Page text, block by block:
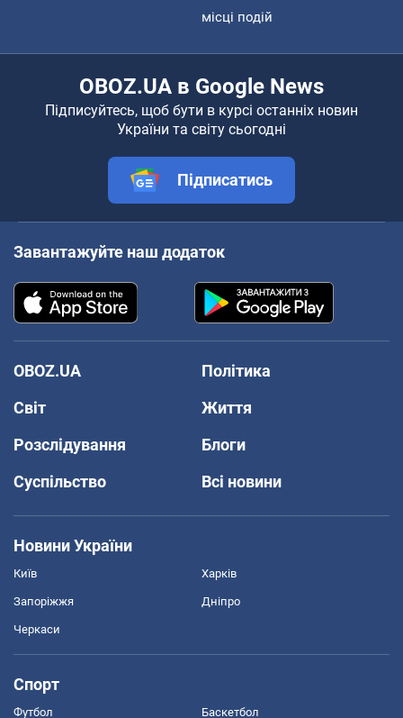
місці подій
OBOZ.UA в Google News
Підписуйтесь, щоб бути в курсі останніх новин
України та світу сьогодні
Підписатись
Завантажуйте наш додаток
OBOZ.UA
Політика
Світ
Життя
Розслідування
Блоги
Суспільство
Всі новини
Новини України
Київ Харків
Запоріжжя Дніпро
Черкаси
Спорт
Футбол Баскетбол